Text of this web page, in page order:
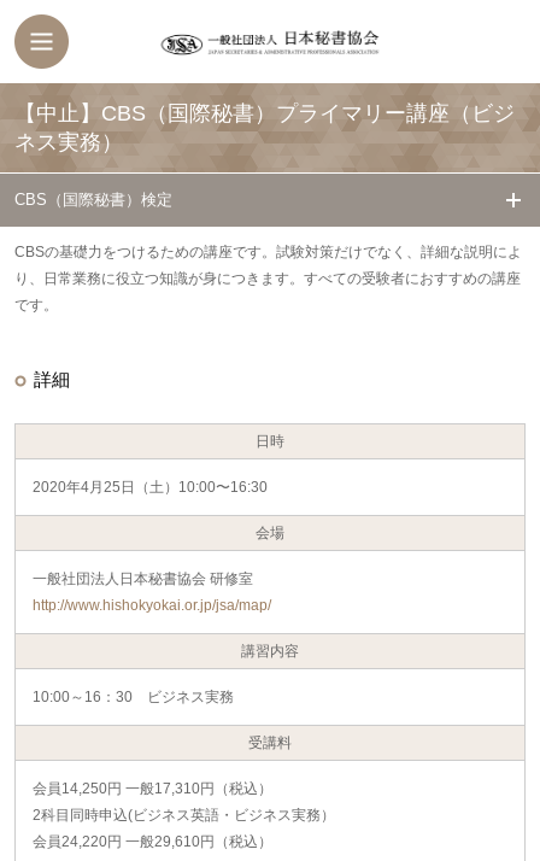
【中止】CBS（国際秘書）プライマリー講座（ビジ
ネス実務）
CBS（国際秘書）検定
CBSの基礎力をつけるための講座です。試験対策だけでなく、詳細な説明によ
り、日常業務に役立つ知識が身につきます。すべての受験者におすすめの講座
です。
詳細
日時
2020年4月25日（土）10:00〜16:30
会場
一般社団法人日本秘書協会 研修室
http://www.hishokyokai.or.jp/jsa/map/
講習内容
10:00～16：30 ビジネス実務
受講料
会員14,250円 一般17,310円（税込）
2科目同時申込(ビジネス英語・ビジネス実務）
会員24,220円 一般29,610円（税込）